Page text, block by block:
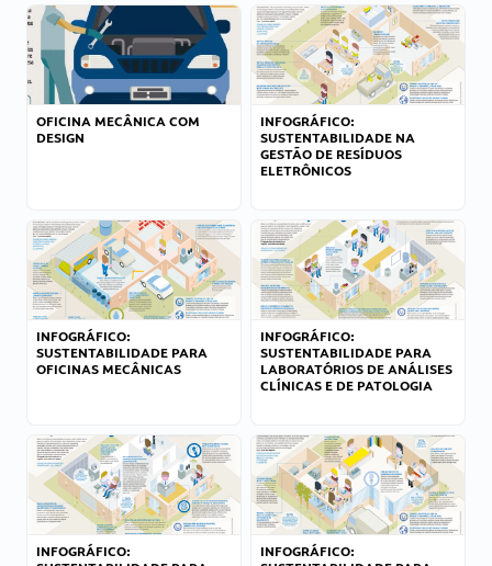
OFICINA MECÂNICA COM
DESIGN
INFOGRÁFICO:
SUSTENTABILIDADE NA
GESTÃO DE RESÍDUOS
ELETRÔNICOS
INFOGRÁFICO:
SUSTENTABILIDADE PARA
OFICINAS MECÂNICAS
INFOGRÁFICO:
SUSTENTABILIDADE PARA
LABORATÓRIOS DE ANÁLISES
CLÍNICAS E DE PATOLOGIA
INFOGRÁFICO:
INFOGRÁFICO: